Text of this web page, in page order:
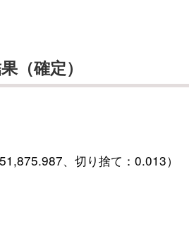
（確定）
、切り捨て：0.013）